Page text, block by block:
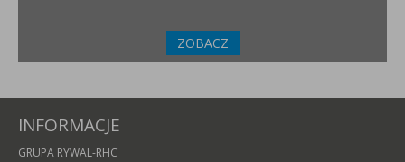
ZOBACZ
INFORMACJE
GRUPA RYWAL-RHC